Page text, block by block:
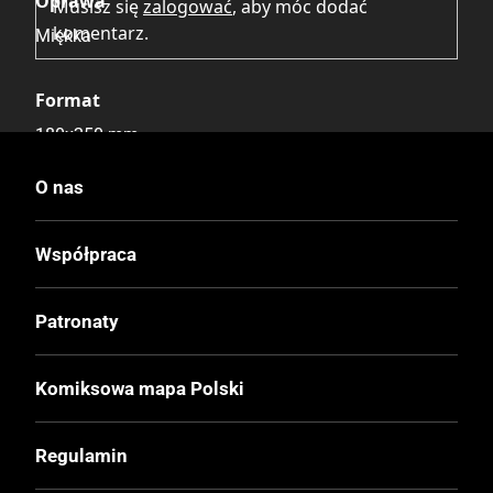
Miękka
Format
180x250 mm
Liczba Stron
Publikacja bezpłatna
Musisz sięzalogować, aby móc dodać
komentarz.
O nas
Współpraca
Patronaty
Komiksowa mapa Polski
Regulamin